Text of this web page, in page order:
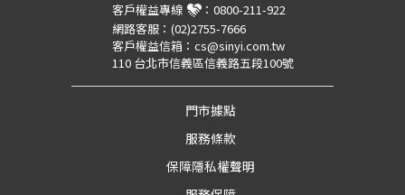
客戶權益專線 ： 0800-211-922
網路客服： (02)2755-7666
客戶權益信箱： cs@sinyi.com.tw
110 台北市信義區信義路五段100號
門市據點
服務條款
保障隱私權聲明